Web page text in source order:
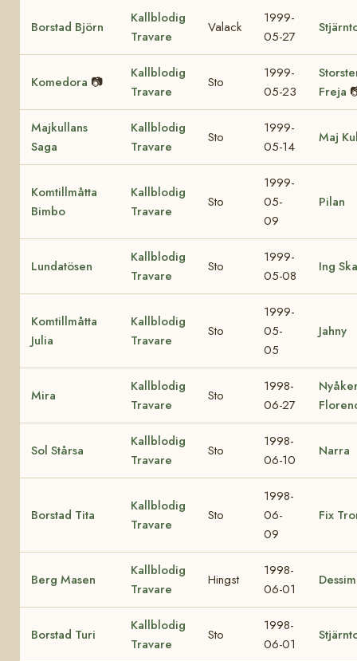
Borstad Björn
Kallblodig
Travare
Valack
1999-
05-27
Komedora 📷
Kallblodig
Travare
Sto
1999-
05-23
Freja
Majkullans
Saga
Kallblodig
Travare
Sto
1999-
05-14
Maj
Komtillmåtta
Bimbo
Kallblodig
Travare
Sto
1999-
05-
09
Pilan
Lundatösen
Kallblodig
Travare
Sto
1999-
05-08
Ing
Komtillmåtta
Julia
Kallblodig
Travare
Sto
1999-
05-
05
Jahny
Mira
Kallblodig
Travare
Sto
1998-
06-27
Sol Stårsa
Kallblodig
Travare
Sto
1998-
06-10
Narra
Borstad Tita
Kallblodig
Travare
Sto
1998-
06-
09
Fix
Berg Masen
Kallblodig
Travare
Hingst
1998-
06-01
Borstad Turi
Kallblodig
Travare
Sto
1998-
06-01